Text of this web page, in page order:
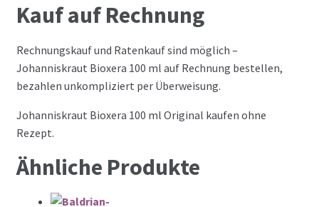
Kauf auf Rechnung
Rechnungskauf und Ratenkauf sind möglich –
Johanniskraut Bioxera 100 ml auf Rechnung bestellen,
bezahlen unkompliziert per Überweisung.
Johanniskraut Bioxera 100 ml Original kaufen ohne
Rezept.
Ähnliche Produkte